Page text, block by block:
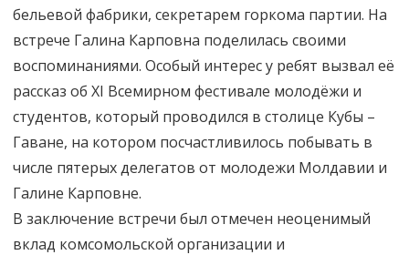
бельевой фабрики, секретарем горкома партии. На
встрече Галина Карповна поделилась своими
воспоминаниями. Особый интерес у ребят вызвал её
рассказ об XI Всемирном фестивале молодёжи и
студентов, который проводился в столице Кубы –
Гаване, на котором посчастливилось побывать в
числе пятерых делегатов от молодежи Молдавии и
Галине Карповне.
В заключение встречи был отмечен неоценимый
вклад комсомольской организации и